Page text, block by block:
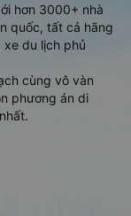
hơn 3000+ nhà
quốc, tất cả hãng
du lịch phủ
cùng vô vàn
phương án di